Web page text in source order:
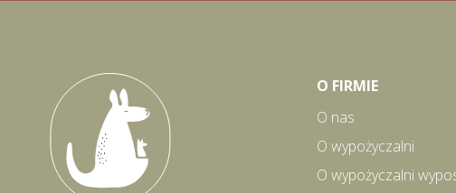
O FIRMIE
O nas
O wypożyczalni
O wypożyczalni